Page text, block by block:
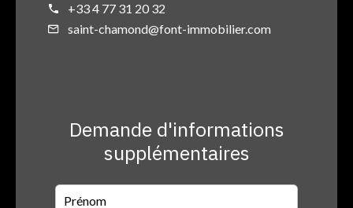
+33 4 77 31 20 32
saint-chamond@font-immobilier.com
Demande d'informations
supplémentaires